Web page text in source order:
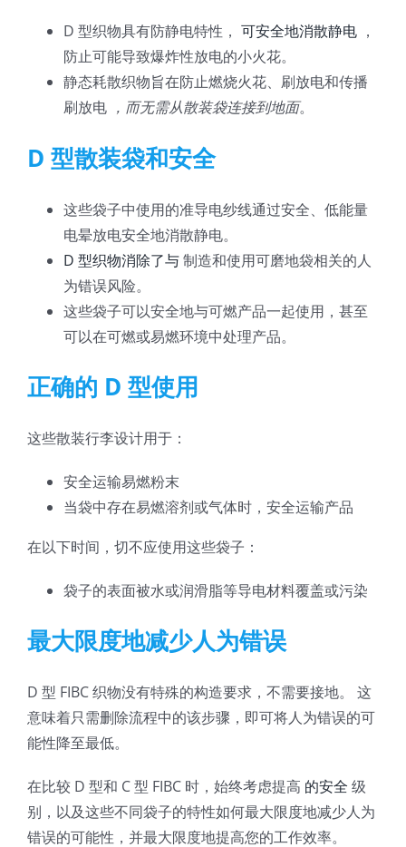
D 型织物具有防静电特性， 可安全地消散静电 ，
防止可能导致爆炸性放电的小火花。
静态耗散织物旨在防止燃烧火花、刷放电和传播
刷放电 ，而无需从散装袋连接到地面。
D 型散装袋和安全
这些袋子中使用的准导电纱线通过安全、低能量
电晕放电安全地消散静电。
D 型织物消除了与制造和使用可磨地袋相关的人
为错误风险。
这些袋子可以安全地与可燃产品一起使用，甚至
可以在可燃或易燃环境中处理产品。
正确的 D 型使用
这些散装行李设计用于：
安全运输易燃粉末
当袋中存在易燃溶剂或气体时，安全运输产品
在以下时间，切不应使用这些袋子：
袋子的表面被水或润滑脂等导电材料覆盖或污染
最大限度地减少人为错误
D 型 FIBC 织物没有特殊的构造要求，不需要接地。 这
意味着只需删除流程中的该步骤，即可将人为错误的可
能性降至最低。
在比较 D 型和 C 型 FIBC 时，始终考虑提高 的安全 级
别，以及这些不同袋子的特性如何最大限度地减少人为
错误的可能性，并最大限度地提高您的工作效率。